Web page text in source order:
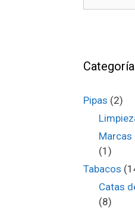
Pipas (2)
Marcas
(1)
Tabacos
Catas
(8)